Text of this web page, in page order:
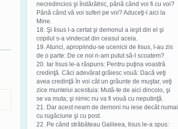
necredincios şi îndărătnic, până când voi fi cu voi?
Până când vă voi suferi pe voi? Aduceţi-l aici la
Mine.
18. Şi Iisus l-a certat şi demonul a ieşit din el şi
copilul s-a vindecat din ceasul acela.
19. Atunci, apropiindu-se ucenicii de Iisus, I-au zis
de o parte: De ce noi n-am putut să-l scoatem?
20. Iar Iisus le-a răspuns: Pentru puţina voastră
credinţă. Căci adevărat grăiesc vouă: Dacă veţi
avea credinţă în voi cât un grăunte de muştar, veţi
zice muntelui acestuia: Mută-te de aici dincolo, şi
se va muta; şi nimic nu va fi vouă cu neputinţă.
21. Dar acest neam de demoni nu iese decât numai
cu rugăciune şi cu post.
22. Pe când străbăteau Galileea, Iisus le-a spus: